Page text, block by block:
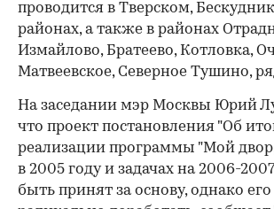
проводится в Тверском,
районах, а также в районах
Измайлово, Братеево, Котловка,
Матвеевское, Северное Тушино,
На заседании мэр Москвы Юрий
что проект постановления "Об
реализации программы "Мой
в 2005 году и задачах на 2006-
быть принят за основу, однако